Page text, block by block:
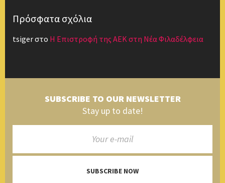
Πρόσφατα σχόλια
tsigerστο Η Επιστροφή της ΑΕΚ στη Νέα Φιλαδέλφεια
SUBSCRIBE TO OUR NEWSLETTER
Stay up to date!
SUBSCRIBE NOW